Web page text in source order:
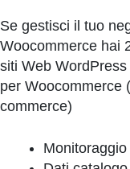
Se gestisci il tuo
Woocommerce hai
siti Web
per Woocommerce
commerce)